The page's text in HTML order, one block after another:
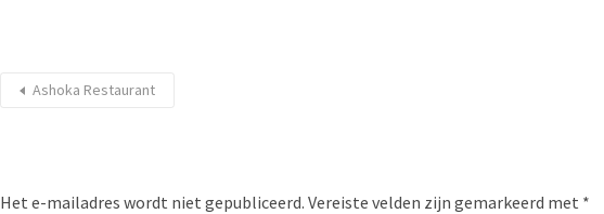
Ashoka Restaurant
Het e-mailadres wordt niet gepubliceerd. Vereiste velden zijn gemarkeerd met *